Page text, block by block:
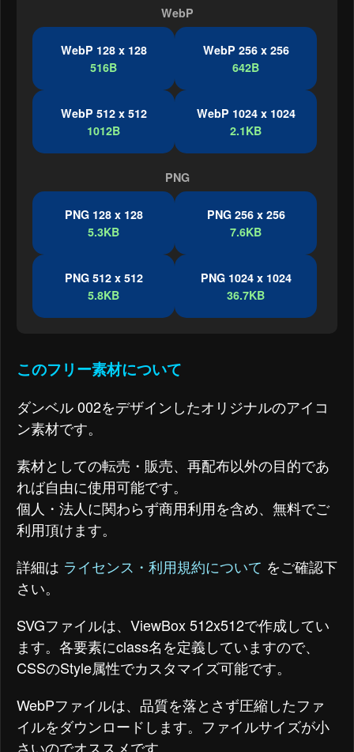
WebP
WebP 128 x 128
516B
WebP 256 x 256
642B
WebP 512 x 512
1012B
WebP 1024 x 1024
2.1KB
PNG
PNG 128 x 128
5.3KB
PNG 256 x 256
7.6KB
PNG 512 x 512
5.8KB
PNG 1024 x 1024
36.7KB
このフリー素材について
ダンベル 002をデザインしたオリジナルのアイコ
ン素材です。
素材としての転売・販売、再配布以外の目的であ
れば自由に使用可能です。
個人・法人に関わらず商用利用を含め、無料でご
利用頂けます。
詳細は ライセンス・利用規約について をご確認下
さい。
SVGファイルは、ViewBox 512x512で作成してい
ます。各要素にclass名を定義していますので、
CSSのStyle属性でカスタマイズ可能です。
WebPファイルは、品質を落とさず圧縮したファ
イルをダウンロードします。ファイルサイズが小
さいのでオススメです。